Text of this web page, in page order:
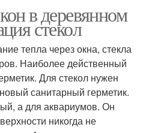
в деревянном
стекол
тепла через окна, стекла
Наиболее действенный
Для стекол нужен
санитарный герметик.
а для аквариумов. Он
никогда не